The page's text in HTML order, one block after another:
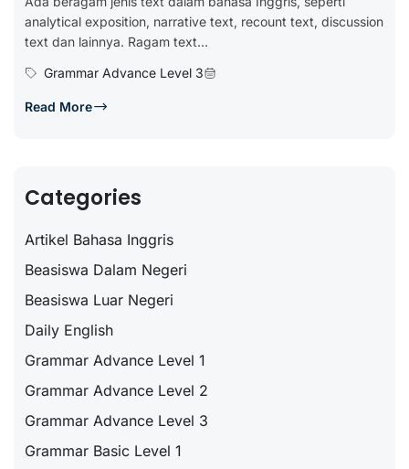
analytical exposition, narrative text, recount text, discussion
text dan lainnya. Ragam text...
Grammar Advance Level 3
Read More
Categories
Artikel Bahasa Inggris
Beasiswa Dalam Negeri
Beasiswa Luar Negeri
Daily English
Grammar Advance Level 1
Grammar Advance Level 2
Grammar Advance Level 3
Grammar Basic Level 1